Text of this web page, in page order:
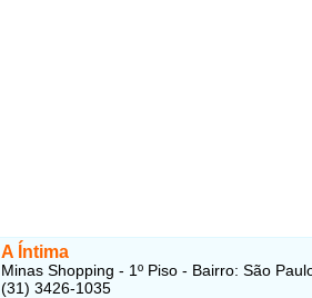
A Íntima
Minas Shopping - 1º Piso - Bairro: São
(31) 3426-1035